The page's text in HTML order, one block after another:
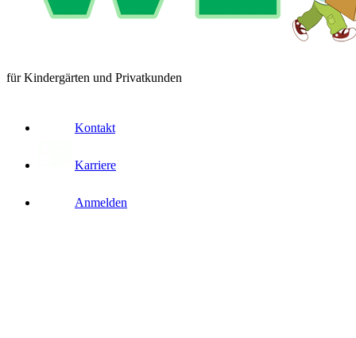
für Kindergärten und Privatkunden
Kontakt
Karriere
Anmelden